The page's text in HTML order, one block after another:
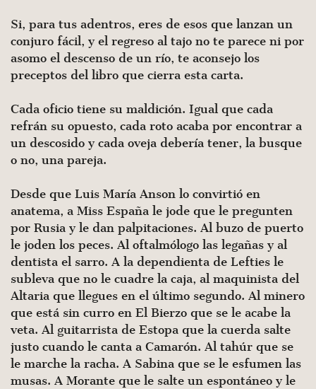
Si, para tus adentros, eres de esos que lanzan un
conjuro fácil, y el regreso al tajo no te parece ni por
asomo el descenso de un río, te aconsejo los
preceptos del libro que cierra esta carta.
Cada oficio tiene su maldición. Igual que cada
refrán su opuesto, cada roto acaba por encontrar a
un descosido y cada oveja debería tener, la busque
o no, una pareja.
Desde que Luis María Anson lo convirtió en
anatema, a Miss España le jode que le pregunten
por Rusia y le dan palpitaciones. Al buzo de puerto
le joden los peces. Al oftalmólogo las legañas y al
dentista el sarro. A la dependienta de Lefties le
subleva que no le cuadre la caja, al maquinista del
Altaria que llegues en el último segundo. Al minero
que está sin curro en El Bierzo que se le acabe la
veta. Al guitarrista de Estopa que la cuerda salte
justo cuando le canta a Camarón. Al tahúr que se
le marche la racha. A Sabina que se le esfumen las
musas. A Morante que le salte un espontáneo y le